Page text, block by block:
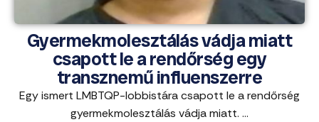
Gyermekmolesztálás vádja miatt
csapott le a rendőrség egy
transznemű influenszerre
Egy ismert LMBTQP-lobbistára csapott le a rendőrség
gyermekmolesztálás vádja miatt. ...